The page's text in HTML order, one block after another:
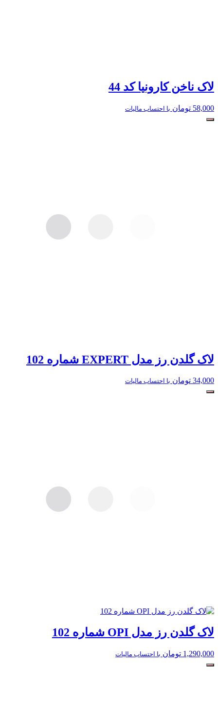
لاک ناخن کارونیا کد 44
58,000 تومان با احتساب مالیات
لاک گلدن رز مدل EXPERT شماره 102
34,000 تومان با احتساب مالیات
لاک گلدن رز مدل OPI شماره 102
1,290,000 تومان با احتساب مالیات